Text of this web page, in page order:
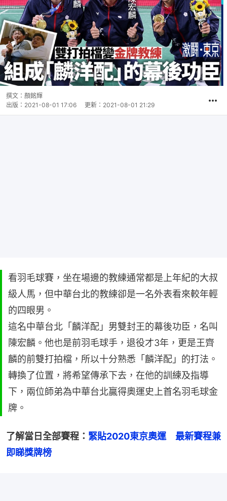
撰文： 顏銘輝
出版： 2021-08-01 17:06 更新： 2021-08-01 21:29
看羽毛球賽，坐在場邊的教練通常都是上年紀的大叔
級人馬，但中華台北的教練卻是一名外表看來較年輕
的四眼男。
這名中華台北「麟洋配」男雙封王的幕後功臣，名叫
陳宏麟。他也是前羽毛球手，退役才3年，更是王齊
麟的前雙打拍檔，所以十分熟悉「麟洋配」的打法。
轉換了位置，將希望傳承下去，在他的訓練及指導
下，兩位師弟為中華台北贏得奧運史上首名羽毛球金
牌。
了解當日全部賽程： 緊貼2020東京奧運　最新賽程兼
即睇獎牌榜